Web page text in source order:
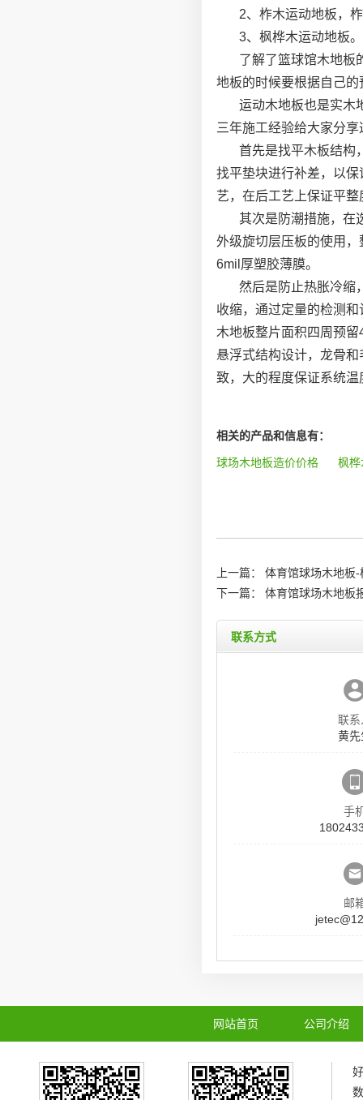
2、柞木运动地板，
3、枫桦木运动地板。
了解了篮球馆木地板
地板的时候要根据自己
运动木地板也是实木
三年施工经验给大家分
首先是找平木板结构
找平垫块进行补差，以
艺，在后工艺上保证平
其次是防潮措施，在
外级旋切层压板的使用
6mil厚塑胶薄膜。
然后是防止热胀冷缩
收缩，通过定量的检测
木地板整片面积四周预
悬浮式结构设计，龙骨
致，大的程度保证系统
相关的产品和信息有：
球场木地板造价价格 枫桦
上一篇：
体育馆球场木地板
下一篇：
体育馆球场木地板
联系方式
联系
黄先
手
邮
网站首页 公司介绍